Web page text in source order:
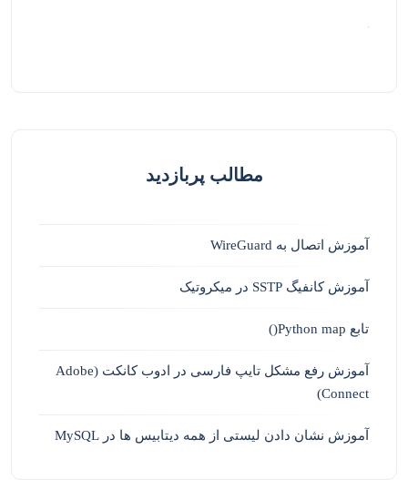
مطالب پربازدید
آموزش اتصال به WireGuard
آموزش کانفیگ SSTP در میکروتیک
تابع Python map()
آموزش رفع مشکل تایپ فارسی در ادوب کانکت (Adobe
Connect)
آموزش نشان دادن لیستی از همه دیتابیس ها در MySQL